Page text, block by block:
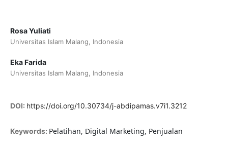
Rosa Yuliati
Universitas Islam Malang, Indonesia
Eka Farida
Universitas Islam Malang, Indonesia
DOI: https://doi.org/10.30734/j-abdipamas.v7i1.3212
Keywords: Pelatihan, Digital Marketing, Penjualan